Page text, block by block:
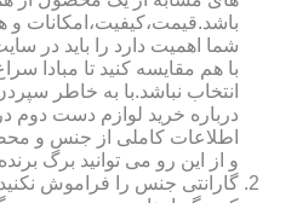
باشد.قیمت،کیفیت،امکانات
شما اهمیت دارد را باید در
با هم مقایسه کنید تا مبادا
انتخاب نباشد.با به خاطر
درباره خرید لوازم دست دوم
اطلاعات کاملی از جنس و
و از این رو می توانید برگ
گارانتی جنس را فراموش